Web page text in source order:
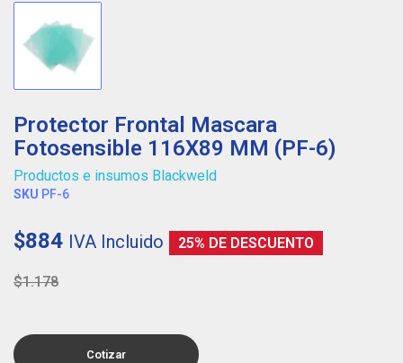
Protector Frontal Mascara
Fotosensible 116X89 MM (PF-6)
Productos e insumos Blackweld
SKU PF-6
$884 IVA Incluido 25% DE DESCUENTO
$1.178
Cotizar